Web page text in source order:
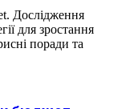
Дослідження
для зростання
поради та